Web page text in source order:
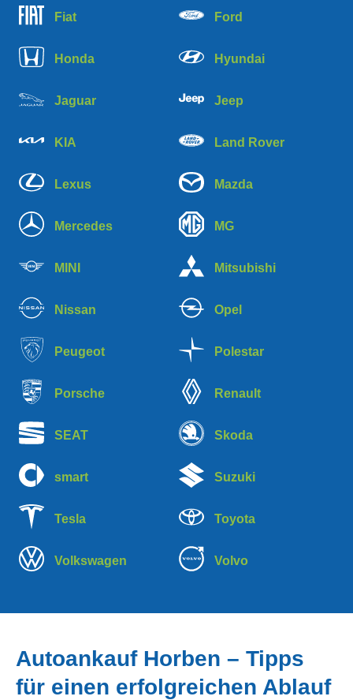
Fiat Ford
Honda Hyundai
Jaguar Jeep
KIA Land Rover
Lexus Mazda
Mercedes MG
MINI Mitsubishi
Nissan Opel
Peugeot Polestar
Porsche Renault
SEAT Skoda
smart Suzuki
Tesla Toyota
Volkswagen Volvo
Autoankauf Horben – Tipps
für einen erfolgreichen Ablauf